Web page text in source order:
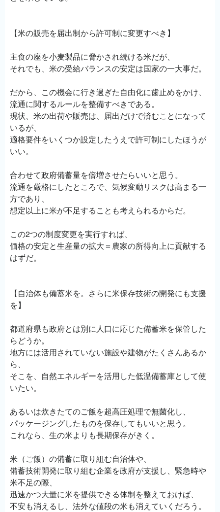
【米の販売を届出制から許可制に変更すべき】
主食の座を小麦製品に脅かされ続ける米だが、
それでも、米の受給バランスの安定は国家の一大事だ。
だから、この機会に行き過ぎた自由化に歯止めをかけ、
流通に関するルールを整備すべきである。
現状、米の出荷や販売は、届出だけで済むことになって
いるが、
適格要件をいくつか設定したうえで許可制にしたほうが
いい。
合わせて政府備蓄量を倍増させたらいいと思う。
流通を厳格にしたところで、気候変動リスクは高まる一
方であり、
想定以上に米が不足することも考えられるからだ。
この2つの制度変更を実行すれば、
価格の安定と生産量の拡大＝農家の所得向上に貢献する
はずだ。
【自治体も備蓄米を。さらに米保存技術の開発にも支援
を】
都道府県も政府とは別に人口に応じた備蓄米を保管した
らどうか。
地方には活用されていない施設や建物がたくさんあるか
ら、
そこを、自然エネルギーを活用した低温備蓄庫として使
いたい。
あるいは炊きたてのご飯を超高圧処理で無菌化し、
パッケージングしたものを保存してもいいと思う。
これなら、生の米よりも長期保存がきく。
米（ご飯）の備蓄に取り組む自治体や、
備蓄技術開発に取り組む企業を政府が支援し、緊急時や
米不足の際、
迅速かつ大量に米を提供できる体制を整えておけば、
不安も消えるし、法外な値段の米も消えていくだろう。